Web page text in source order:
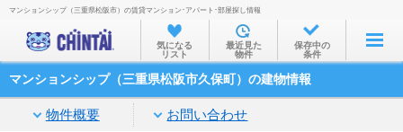
お部屋を探す
沿線・駅から
住所から
家賃相場から
マンションシップ（三重県松阪市）の賃貸マンション･アパート･部屋探し情報
気になる
リスト
最近見た
物件
保存中の
条件
マンションシップ（三重県松阪市久保町）の建物情報
物件概要 お問い合わせ